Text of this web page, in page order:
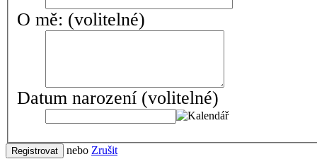
O mě: (volitelné)
Datum narození (volitelné)
Registrovat nebo Zrušit